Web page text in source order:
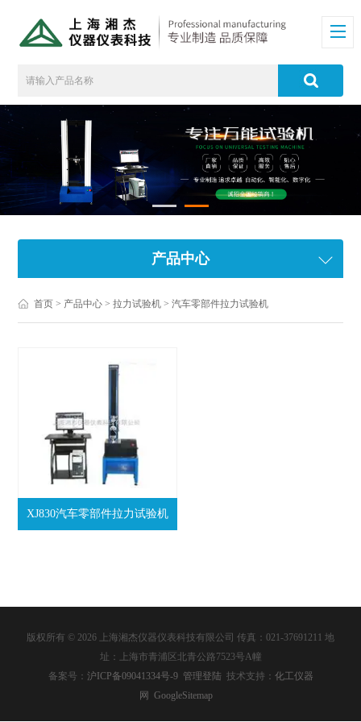
产品中心
首页 > 产品中心 >拉力试验机 >汽车零部件拉力试验机
XJ830汽车零部件拉力试验机
版权所有 © 2026 上海湘杰仪器仪表科技有限公司 传真：021-37691211 地
址：上海市青浦区北青公路7523号A幢
备案号： 沪ICP备09041334号-9 管理登陆 技术支持： 化工仪器
网 GoogleSitemap